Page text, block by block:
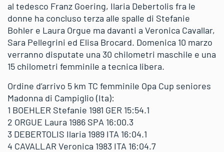
al tedesco Franz Goering, Ilaria Debertolis fra le
donne ha concluso terza alle spalle di Stefanie
Bohler e Laura Orgue ma davanti a Veronica Cavallar,
Sara Pellegrini ed Elisa Brocard. Domenica 10 marzo
verranno disputate una 30 chilometri maschile e una
15 chilometri femminile a tecnica libera.
Ordine d’arrivo 5 km TC femminile Opa Cup seniores
Madonna di Campiglio (Ita):
1 BOEHLER Stefanie 1981 GER 15:54.1
2 ORGUE Laura 1986 SPA 16:00.3
3 DEBERTOLIS Ilaria 1989 ITA 16:04.1
4 CAVALLAR Veronica 1983 ITA 16:04.7